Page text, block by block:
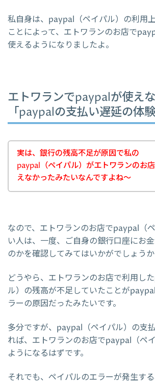
私自身は、paypal（ペイパル）の利用
ことによって、エトワランのお店で
使えるようになりましたよ。
エトワランでpaypalが使えな
「paypalの支払い遅延の体験
実は、銀行の残高不足が原因で私の
paypal（ペイパル）がエトワランのお
えなかったみたいなんですよね～
なので、エトワランのお店でpaypal（
い人は、一度、ご自身の銀行口座にお
のかを確認してみてはいかがでしょうか
どうやら、エトワランのお店で利用し
ル）の残高が不足していたことが
ラーの原因だったみたいです。
多分ですが、paypal（ペイパル）の支
れば、エトワランのお店でpaypal（ペ
ようになるはずです。
それでも、ペイパルのエラーが発生す